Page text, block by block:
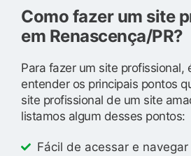
Como fazer um site
em Renascença/PR?
Para fazer um site profissional,
entender os principais pontos
site profissional de um site
listamos algum desses pontos:
Fácil de acessar e